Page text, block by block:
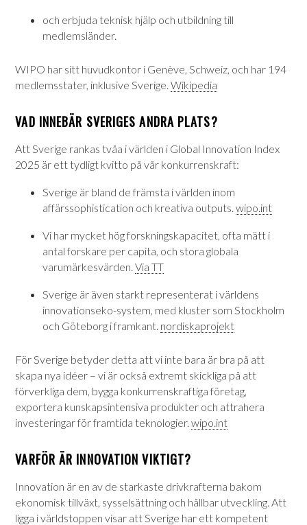
och erbjuda teknisk hjälp och utbildning till
medlemsländer.
WIPO har sitt huvudkontor i Genève, Schweiz, och har 194
medlemsstater, inklusive Sverige.Wikipedia
VAD INNEBÄR SVERIGES ANDRA PLATS?
Att Sverige rankas tvåa i världen i Global Innovation Index
2025 är ett tydligt kvitto på vår konkurrenskraft:
Sverige är bland de främsta i världen inom
affärssophistication och kreativa outputs.wipo.int
Vi har mycket hög forskningskapacitet, ofta mätt i
antal forskare per capita, och stora globala
varumärkesvärden.Via TT
Sverige är även starkt representerat i världens
innovationseko-system, med kluster som Stockholm
och Göteborg i framkant. nordiskaprojekt
För Sverige betyder detta att vi inte bara är bra på att
skapa nya idéer – vi är också extremt skickliga på att
förverkliga dem, bygga konkurrenskraftiga företag,
exportera kunskapsintensiva produkter och attrahera
investeringar för framtida teknologier.wipo.int
VARFÖR ÄR INNOVATION VIKTIGT?
Innovation är en av de starkaste drivkrafterna bakom
ekonomisk tillväxt, sysselsättning och hållbar utveckling. Att
ligga i världstoppen visar att Sverige har ett kompetent